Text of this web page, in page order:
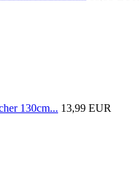
130cm... 13,99 EUR